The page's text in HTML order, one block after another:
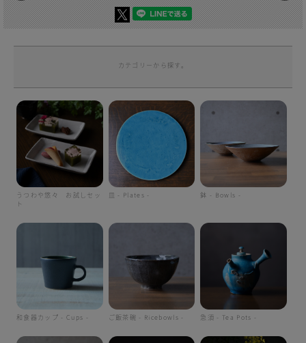
カテゴリーから探す。
うつわや悠々 お試しセッ
ト
皿 - Plates - 鉢 - Bowls -
和食器カップ - Cups - ご飯茶碗 - Ricebowls - 急須 - Tea Pots -